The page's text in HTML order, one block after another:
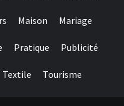
Maison Mariage
Pratique Publicité
Textile Tourisme